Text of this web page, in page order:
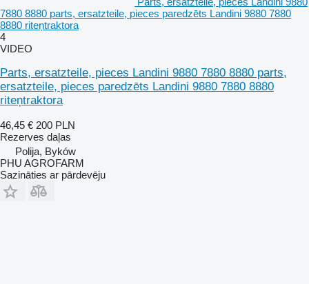
7880 8880 parts, ersatzteile, pieces paredzēts Landini 9880 7880
8880 riteņtraktora
4
VIDEO
Parts, ersatzteile, pieces Landini 9880 7880 8880 parts,
ersatzteile, pieces paredzēts Landini 9880 7880 8880
riteņtraktora
46,45 € 200 PLN
Rezerves daļas
Polija, Byków
PHU AGROFARM
Sazināties ar pārdevēju